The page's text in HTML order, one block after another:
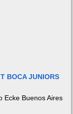
BOCA JUNIORS
Ecke Buenos Aires